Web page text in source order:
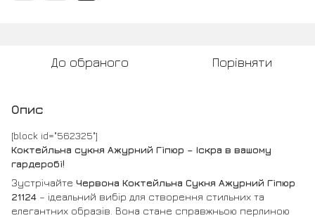
До обраного Порівняти
Опис
[block id="562325"]
Коктейльна сукня Ажурний Гіпюр – Іскра в вашому
гардеробі!
Зустрічайте Червона Коктейльна Сукня Ажурний Гіпюр
21124 – ідеальний вибір для створення стильних та
елегантних образів. Вона стане справжньою перлиною